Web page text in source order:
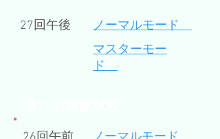
27回午後
​ノーマルモード
マスターモー
ド